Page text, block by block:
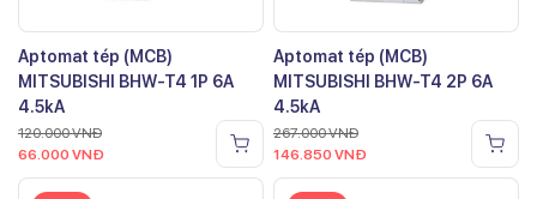
Aptomat tép (MCB)
MITSUBISHI BHW-T4 1P 6A
4.5kA
120.000VNĐ
66.000 VNĐ
Aptomat tép (MCB)
MITSUBISHI BHW-T4 2P 6A
4.5kA
267.000VNĐ
146.850 VNĐ